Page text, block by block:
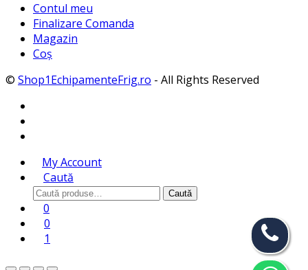
Contul meu
Finalizare Comanda
Magazin
Coș
© Shop1EchipamenteFrig.ro - All Rights Reserved
My Account
Caută
Caută
după:
Caută
0
0
1